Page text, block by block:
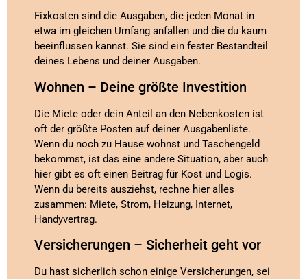
Fixkosten sind die Ausgaben, die jeden Monat in
etwa im gleichen Umfang anfallen und die du kaum
beeinflussen kannst. Sie sind ein fester Bestandteil
deines Lebens und deiner Ausgaben.
Wohnen – Deine größte Investition
Die Miete oder dein Anteil an den Nebenkosten ist
oft der größte Posten auf deiner Ausgabenliste.
Wenn du noch zu Hause wohnst und Taschengeld
bekommst, ist das eine andere Situation, aber auch
hier gibt es oft einen Beitrag für Kost und Logis.
Wenn du bereits ausziehst, rechne hier alles
zusammen: Miete, Strom, Heizung, Internet,
Handyvertrag.
Versicherungen – Sicherheit geht vor
Du hast sicherlich schon einige Versicherungen, sei